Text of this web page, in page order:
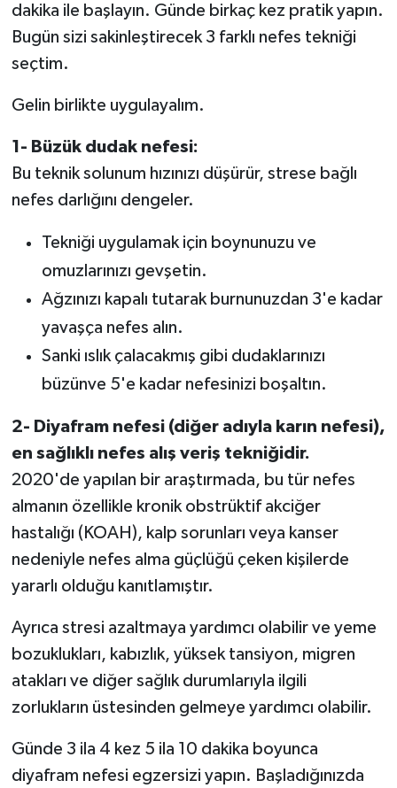
dakika ile başlayın. Günde birkaç kez pratik yapın.
Bugün sizi sakinleştirecek 3 farklı nefes tekniği
seçtim.
Gelin birlikte uygulayalım.
1- Büzük dudak nefesi:
Bu teknik solunum hızınızı düşürür, strese bağlı
nefes darlığını dengeler.
Tekniği uygulamak için boynunuzu ve
omuzlarınızı gevşetin.
Ağzınızı kapalı tutarak burnunuzdan 3'e kadar
yavaşça nefes alın.
Sanki ıslık çalacakmış gibi dudaklarınızı
büzünve 5'e kadar nefesinizi boşaltın.
2- Diyafram nefesi (diğer adıyla karın nefesi),
en sağlıklı nefes alış veriş tekniğidir.
2020'de yapılan bir araştırmada, bu tür nefes
almanın özellikle kronik obstrüktif akciğer
hastalığı (KOAH), kalp sorunları veya kanser
nedeniyle nefes alma güçlüğü çeken kişilerde
yararlı olduğu kanıtlamıştır.
Ayrıca stresi azaltmaya yardımcı olabilir ve yeme
bozuklukları, kabızlık, yüksek tansiyon, migren
atakları ve diğer sağlık durumlarıyla ilgili
zorlukların üstesinden gelmeye yardımcı olabilir.
Günde 3 ila 4 kez 5 ila 10 dakika boyunca
diyafram nefesi egzersizi yapın. Başladığınızda